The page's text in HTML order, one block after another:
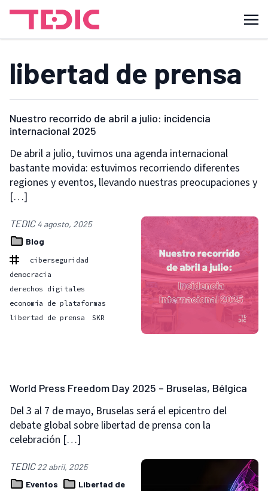
libertad de prensa
Nuestro recorrido de abril a julio: incidencia
internacional 2025
De abril a julio, tuvimos una agenda internacional
bastante movida: estuvimos recorriendo diferentes
regiones y eventos, llevando nuestras preocupaciones y
[…]
TEDIC4 agosto, 2025
Blog
ciberseguridad
democracia
derechos digitales
economía de plataformas
libertad de prensa
SKR
World Press Freedom Day 2025 – Bruselas, Bélgica
Del 3 al 7 de mayo, Bruselas será el epicentro del
debate global sobre libertad de prensa con la
celebración […]
TEDIC22 abril, 2025
Eventos
Libertad de